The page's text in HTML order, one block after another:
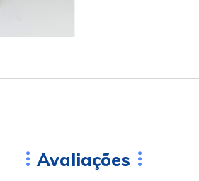
Avaliações